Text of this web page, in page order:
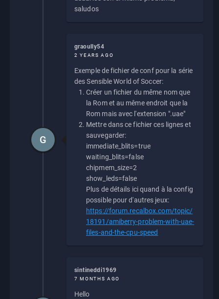
saludos
graoully54
2 YEARS AGO
Exemple de fichier de conf pour la série
des Sensible World of Soccer:
Créer un fichier du même nom que
la Rom et au même endroit que la
Rom mais avec l'extension ".uae"
Mettre dans ce fichier ces lignes et
sauvegarder:
immediate_blits=true
waiting_blits=false
chipmem_size=2
show_leds=false
Plus de détails ici quand à la config
possible pour d'autres jeux:
https://forum.recalbox.com/topic/
18191/amiberry-problem-with-uae-
files-and-the-cpu-speed
G
sintineddi1969
7 MONTHS AGO
Hello